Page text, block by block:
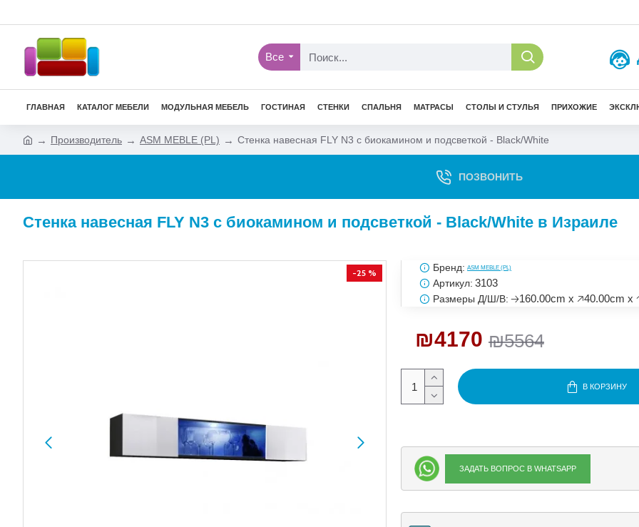
Все
ГЛАВНАЯ КАТАЛОГ МЕБЕЛИ МОДУЛЬНАЯ МЕБЕЛЬ ГОСТИНАЯ СТЕНКИ СПАЛЬНЯ МАТРАСЫ СТОЛЫ И СТУЛЬЯ ПРИХОЖИЕ
Производитель ASM MEBLE (PL) Стенка навесная FLY N3 с биокамином и подсветкой - Black/White
ПОЗВОНИТЬ
Стенка навесная FLY N3 с биокамином и подсветкой - Black/White в Израиле
-25 %
₪5564
₪4170
Бренд: ASM MEBLE (PL)
Артикул: 3103
Размеры Д/Ш/В: 🡢160.00cm x 🡥40.00cm x
В КОРЗИНУ
ЗАДАТЬ ВОПРОС В WHATSAPP